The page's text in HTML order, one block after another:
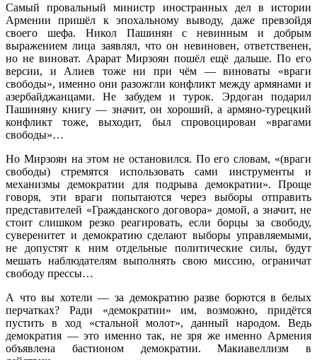
Самый провальный министр иностранных дел в истории
Армении пришёл к эпохальному выводу, даже превзойдя
своего шефа. Никол Пашинян с невинным и добрым
выражением лица заявлял, что он невиновен, ответственен,
но не виноват. Арарат Мирзоян пошёл ещё дальше. По его
версии, и Алиев тоже ни при чём — виноваты «враги
свободы», именно они разожгли конфликт между армянами и
азербайджанцами. Не забудем и турок. Эрдоган подарил
Пашиняну книгу — значит, он хороший, а армяно-турецкий
конфликт тоже, выходит, был спровоцирован «врагами
свободы»…
Но Мирзоян на этом не остановился. По его словам, «(враги
свободы) стремятся использовать сами инструменты и
механизмы демократии для подрыва демократии». Проще
говоря, эти враги попытаются через выборы отправить
представителей «Гражданского договора» домой, а значит, не
стоит слишком резко реагировать, если борцы за свободу,
суверенитет и демократию сделают выборы управляемыми,
не допустят к ним отдельные политические силы, будут
мешать наблюдателям выполнять свою миссию, ограничат
свободу прессы…
А что вы хотели — за демократию разве борются в белых
перчатках? Ради «демократии» им, возможно, придётся
пустить в ход «стальной молот», данный народом. Ведь
демократия — это именно так, не зря же именно Армения
объявлена бастионом демократии. Макиавеллизм в